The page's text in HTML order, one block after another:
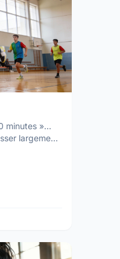
minutes »…
largement